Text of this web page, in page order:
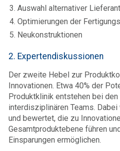
Auswahl alternativer
Optimierungen der
Neukonstruktionen
2. Expertendiskussionen
Der zweite Hebel zur
Innovationen. Etwa 40% der
Produktklinik entstehen bei
interdisziplinären Teams.
und bewertet, die zu
Gesamtproduktebene führen
Einsparungen ermöglichen.